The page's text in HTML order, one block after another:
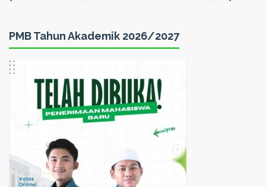
PMB Tahun Akademik 2026/2027